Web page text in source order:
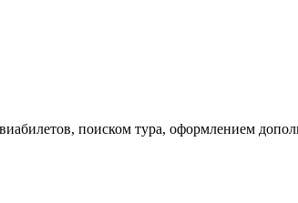
поиском тура, оформлением